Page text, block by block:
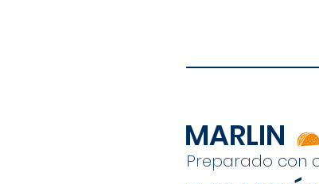
MARLIN
Preparado con